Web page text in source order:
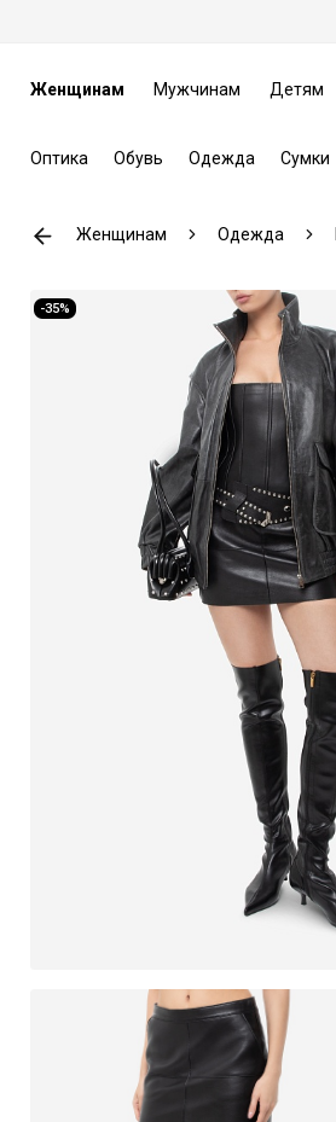
Женщинам Мужчинам Детям
Оптика Обувь Одежда Сумки
Женщинам Одежда
-35%